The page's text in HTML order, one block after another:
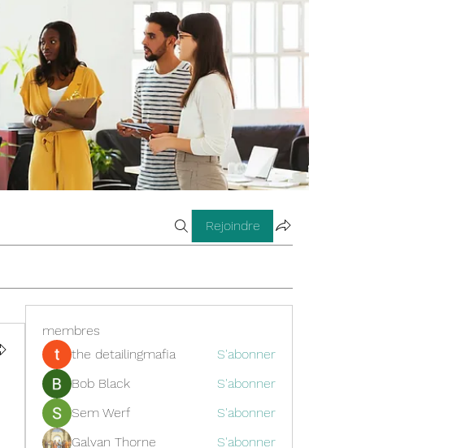
Rejoindre
membres
the detailingmafia
S'abonner
Bob Black
S'abonner
Sem Werf
S'abonner
Galvan Thorne
S'abonner